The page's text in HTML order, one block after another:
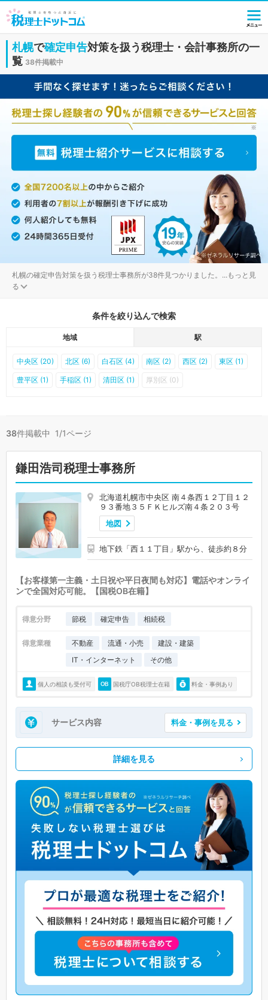
札幌で確定申告対策を扱う税理士・会計事務所の一
覧 38件掲載中
札幌の確定申告対策を扱う税理士事務所が38件見つかりました。 ...もっと見
る
条件を絞り込んで検索
地域 駅
中央区 (20) 北区 (6) 白石区 (4) 南区 (2) 西区 (2) 東区 (1)
豊平区 (1) 手稲区 (1) 清田区 (1) 厚別区 (0)
38件掲載中 1/1ページ
鎌田浩司税理士事務所
北海道札幌市中央区 南４条西１２丁目１２
９３番地３５ＦＫヒルズ南４条２０３号
地図
地下鉄「西１１丁目」駅から、徒歩約８分
【お客様第一主義・土日祝や平日夜間も対応】電話やオンライ
ンで全国対応可能。【国税OB在籍】
得意分野 節税 確定申告 相続税
得意業種 不動産 流通・小売
建設・建築
IT・インターネット
その他
個人の相談も受付可 国税庁OB税理士在籍 料金・事例あり
サービス内容 料金・事例を見る
詳細を見る